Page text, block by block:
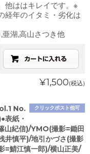
他ははキレイです。※
経年のイタミ・劣化は
湖,高山さつき他
¥1,500(税込)
クリックポスト他可
No.
表紙・
山紀信)/YMO(撮影=鋤田
井慎平)/地引かづさ(撮影
=鯖江慎一郎)/横山正美/